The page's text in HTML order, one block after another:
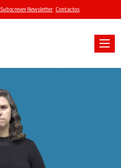
Subscrever Newsletter Contactos
Toggle